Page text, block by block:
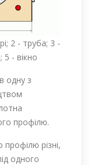
2 - труба; 3 -
5 - вікно
одну з
профілю.
різні,
одного